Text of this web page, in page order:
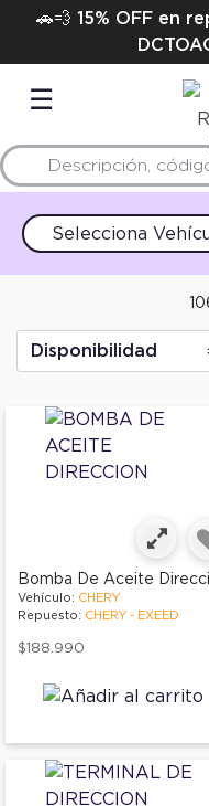
🚗💨 15% OFF en
☰
Selecciona
Bomba De Aceite
Vehículo: CHERY
Repuesto: CHERY - EXEED
$188.990